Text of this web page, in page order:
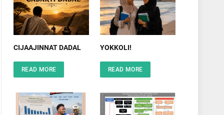
CIJAAJINNAT DADAL
READ MORE
YOKKOLI!
READ MORE